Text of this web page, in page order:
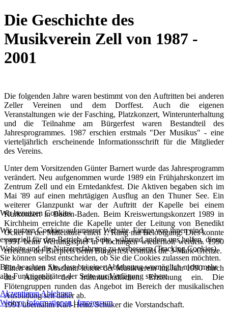
Die Geschichte des
Musikverein Zell von 1987 -
2001
Die folgenden Jahre waren bestimmt von den Auftritten bei anderen
Zeller Vereinen und dem Dorffest. Auch die eigenen
Veranstaltungen wie der Fasching, Platzkonzert, Winterunterhaltung
und die Teilnahme am Bürgerfest waren Bestandteil des
Jahresprogrammes. 1987 erschien erstmals "Der Musikus" - eine
vierteljährlich erscheinende Informationsschrift für die Mitglieder
des Vereins.
Unter dem Vorsitzenden Günter Barnert wurde das Jahresprogramm
verändert. Neu aufgenommen wurde 1989 ein Frühjahrskonzert im
Zentrum Zell und ein Erntedankfest. Die Aktiven begaben sich im
Mai '89 auf einen mehrtägigen Ausflug an den Thuner See. Ein
weiterer Glanzpunkt war der Auftritt der Kapelle bei einem
Kurkonzert in Baden-Baden. Beim Kreiswertungskonzert 1989 in
Kirchheim erreichte die Kapelle unter der Leitung von Benedikt
Ocker in der Mittelstufe einen 1. Rang mit Belobigung. Dies konnte
1991 beim Wertungsspiel in Plochingen wiederholt werden. 1990
erreichte der Bierpreis beim Bürgerfest erstmals die 3-Mark-Grenze.
Einen neuen Abschnitt leitete der Musikverein im Jahr 1990 durch
das Angebot der frühmusikalischen Erziehung ein. Die
Flötengruppen runden das Angebot im Bereich der musikalischen
Ausbildung seit daher ab.
1991 übernahm Karl-Heinz Schuker die Vorstandschaft.
Wir benutzen Cookies
Wir nutzen Cookies auf unserer Website. Einige von ihnen sind
essenziell für den Betrieb der Seite, während andere uns helfen, diese
Website und die Nutzererfahrung zu verbessern (Tracking Cookies).
Sie können selbst entscheiden, ob Sie die Cookies zulassen möchten.
Bitte beachten Sie, dass bei einer Ablehnung womöglich nicht mehr
alle Funktionalitäten der Seite zur Verfügung stehen.
AkzeptierenAblehnen
Weitere Informationen |Impressum